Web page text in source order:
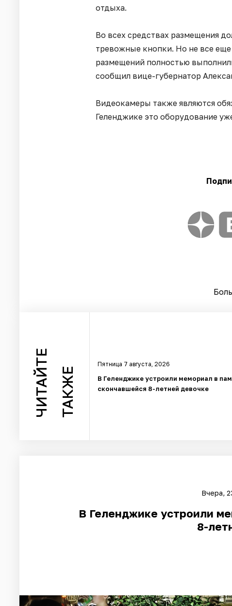
отдыха.
Во всех средствах размещения
тревожные кнопки. Но не все
размещений полностью
сообщил вице-губернатор
Видеокамеры также являются
Геленджике это оборудование
ЧИТАЙТЕ ТАКЖЕ
Пятница 7 августа, 2026
В Геленджике устроили мемориал в
скончавшейся 8-летней девочке
Вчера,
В Геленджике устроили
8-